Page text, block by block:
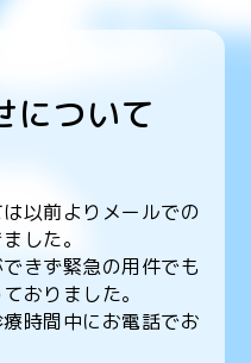
について
以前よりメールでの
した。
きず緊急の用件でも
おりました。
時間中にお電話でお